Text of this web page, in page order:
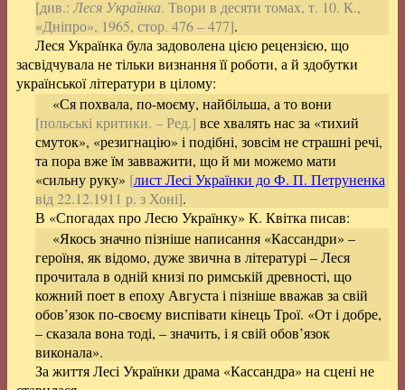
[див.:Леся Українка. Твори в десяти томах, т. 10. К.,
«Дніпро», 1965, стор. 476 – 477].
Леся Українка була задоволена цією рецензією, що
засвідчувала не тільки визнання її роботи, а й здобутки
української літератури в цілому:
«Ся похвала, по-моєму, найбільша, а то вони
[польські критики. – Ред.] все хвалять нас за «тихий
смуток», «резигнацію» і подібні, зовсім не страшні речі,
та пора вже їм завважити, що й ми можемо мати
«сильну руку» [лист Лесі Українки до Ф. П. Петруненка
від 22.12.1911 р. з Хоні].
В «Спогадах про Лесю Українку» К. Квітка писав:
«Якось значно пізніше написання «Кассандри» –
героїня, як відомо, дуже звична в літературі – Леся
прочитала в одній книзі по римській древності, що
кожний поет в епоху Августа і пізніше вважав за свій
обов’язок по-своєму виспівати кінець Трої. «От і добре,
– сказала вона тоді, – значить, і я свій обов’язок
виконала».
За життя Лесі Українки драма «Кассандра» на сцені не